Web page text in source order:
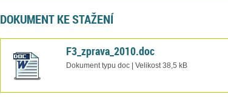
DOKUMENT KE STAŽENÍ
F3_zprava_2010.doc
Dokument typu doc | Velikost 38,5 kB